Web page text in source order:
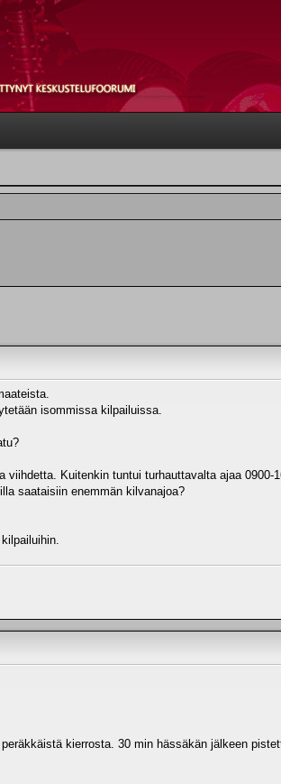
isommissa kilpailuissa.
Kuitenkin tuntui turhauttavalta ajaa 0900-
saataisiin enemmän kilvanajoa?
kierrosta. 30 min hässäkän jälkeen